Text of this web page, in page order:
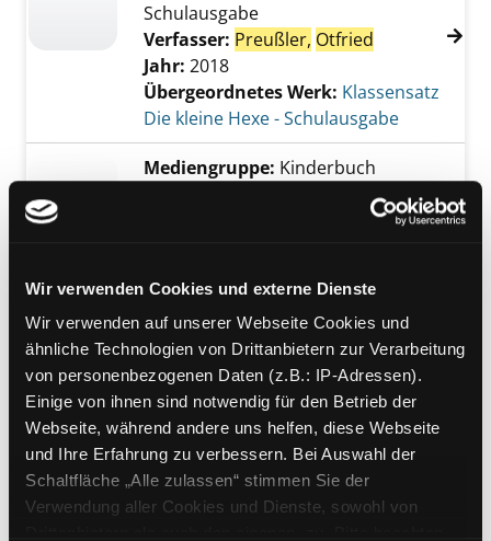
Wir verwenden Cookies und externe Dienste
Wir verwenden auf unserer Webseite Cookies und
ähnliche Technologien von Drittanbietern zur Verarbeitung
von personenbezogenen Daten (z.B.: IP-Adressen).
Einige von ihnen sind notwendig für den Betrieb der
Webseite, während andere uns helfen, diese Webseite
und Ihre Erfahrung zu verbessern. Bei Auswahl der
Schaltfläche „Alle zulassen“ stimmen Sie der
Verwendung aller Cookies und Dienste, sowohl von
Schulausgabe
Verfasser: Preußler, Otfried
Jahr: 2018
Übergeordnetes Werk: Klassensatz
Die kleine Hexe - Schulausgabe
Mediengruppe: Kinderbuch
Jahr: 2018
Die kleine Hexe - Schulausgabe
Mediengruppe:Kinderbuch
Der Räuber Hotzenplotz
eine Kasperlgeschichte
Verfasser:Preußler,Otfried
Jahr:20016
Übergeordnetes Werk: